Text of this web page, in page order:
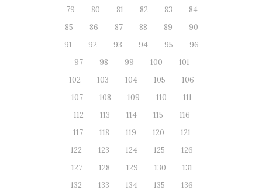
79
80 81 82 83
84
85
86 87 88 89
90
91
92 93 94 95
96
97
98 99 100
101
102
103 104 105
106
107
108 109 110
111
112
113 114 115
116
117
118 119 120
121
122
123 124 125
126
127
128 129 130
131
132
133 134 135
136